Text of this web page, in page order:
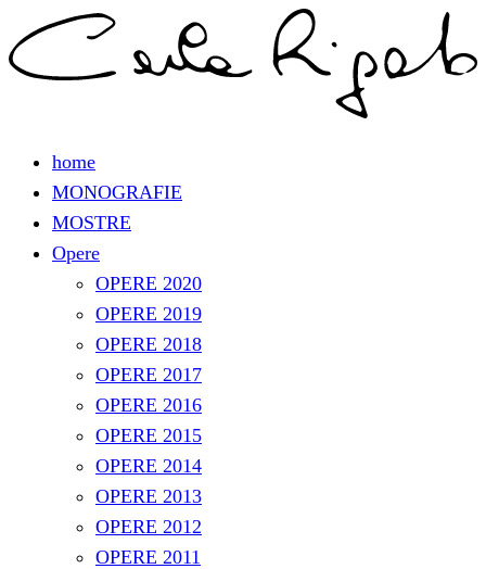
home
MONOGRAFIE
MOSTRE
Opere
OPERE 2020
OPERE 2019
OPERE 2018
OPERE 2017
OPERE 2016
OPERE 2015
OPERE 2014
OPERE 2013
OPERE 2012
OPERE 2011